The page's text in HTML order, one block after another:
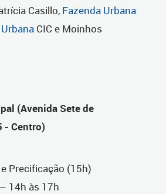
Casillo, Fazenda Urbana
CIC e Moinhos
(Avenida Sete de
- Centro)
Precificação (15h)
14h às 17h